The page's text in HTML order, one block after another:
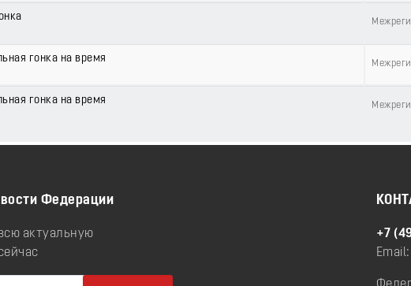
гонка на время
гонка на время
Федерации
актуальную
+7
Email: